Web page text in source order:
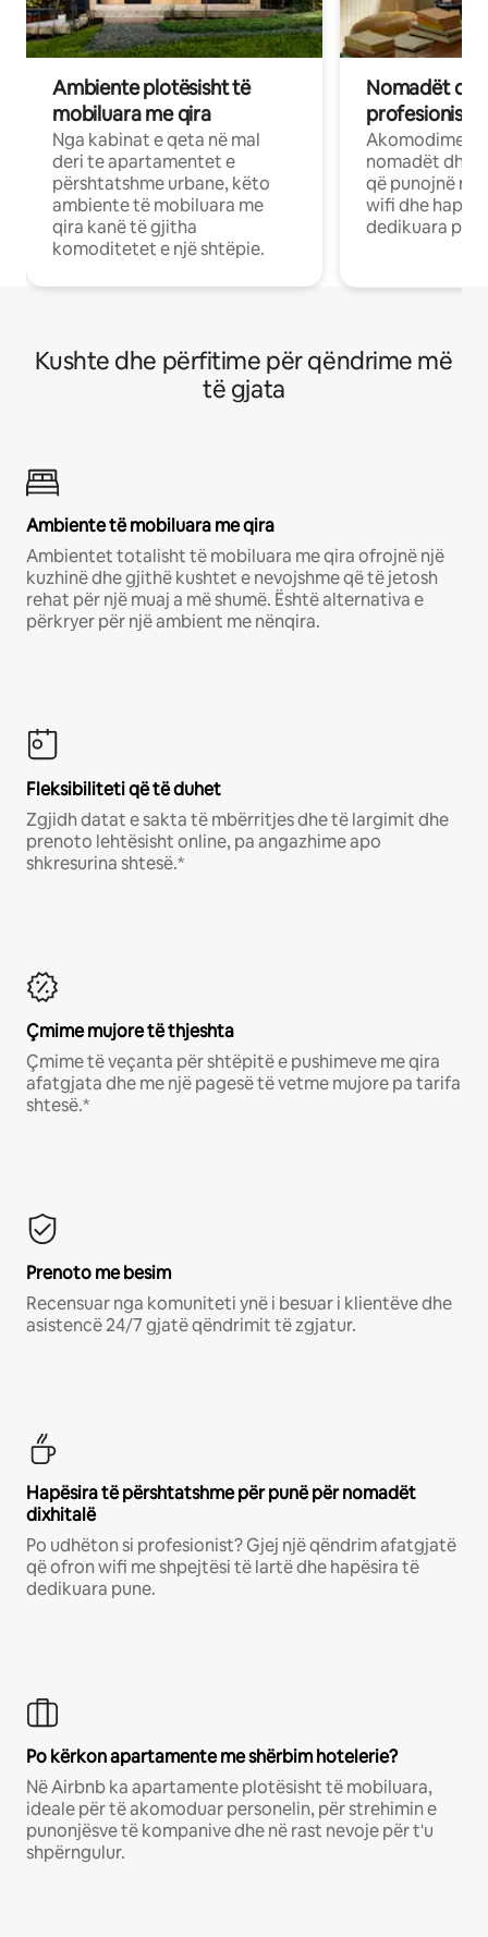
Ambiente plotësisht të
mobiluara me qira
Nga kabinat e qeta në mal
deri te apartamentet e
përshtatshme urbane, këto
ambiente të mobiluara me
qira kanë të gjitha
komoditetet e një shtëpie.
Nomadët
Akomodime
nomadët dhe
që punojnë në
wifi dhe
dedikuara
Kushte dhe përfitime për qëndrime më
të gjata
Ambiente të mobiluara me qira
Ambientet totalisht të mobiluara me qira ofrojnë një
kuzhinë dhe gjithë kushtet e nevojshme që të jetosh
rehat për një muaj a më shumë. Është alternativa e
përkryer për një ambient me nënqira.
Fleksibiliteti që të duhet
Zgjidh datat e sakta të mbërritjes dhe të largimit dhe
prenoto lehtësisht online, pa angazhime apo
shkresurina shtesë.*
Çmime mujore të thjeshta
Çmime të veçanta për shtëpitë e pushimeve me qira
afatgjata dhe me një pagesë të vetme mujore pa tarifa
shtesë.*
Prenoto me besim
Recensuar nga komuniteti ynë i besuar i klientëve dhe
asistencë 24/7 gjatë qëndrimit të zgjatur.
Hapësira të përshtatshme për punë për nomadët
dixhitalë
Po udhëton si profesionist? Gjej një qëndrim afatgjatë
që ofron wifi me shpejtësi të lartë dhe hapësira të
dedikuara pune.
Po kërkon apartamente me shërbim hotelerie?
Në Airbnb ka apartamente plotësisht të mobiluara,
ideale për të akomoduar personelin, për strehimin e
punonjësve të kompanive dhe në rast nevoje për t'u
shpërngulur.